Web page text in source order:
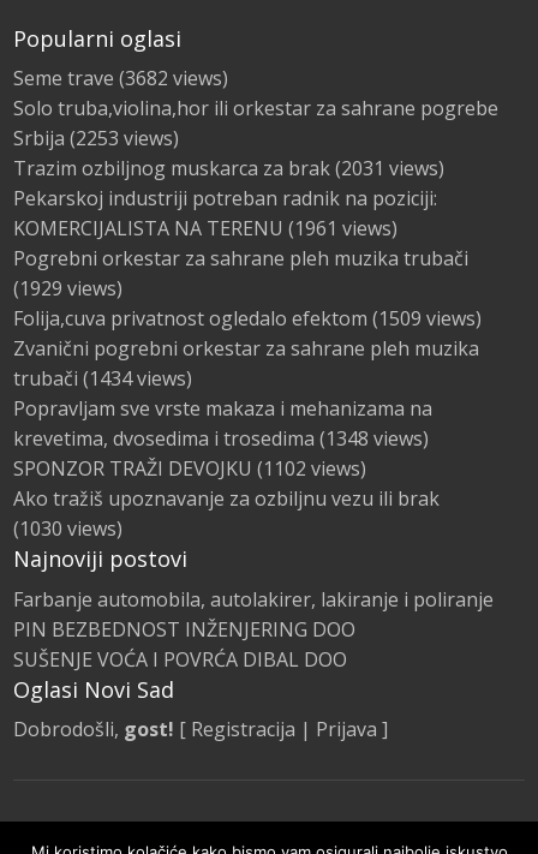
Popularni oglasi
Seme trave (3682 views)
Solo truba,violina,hor ili orkestar za sahrane pogrebe
Srbija (2253 views)
Trazim ozbiljnog muskarca za brak(2031 views)
Pekarskoj industriji potreban radnik na poziciji:
KOMERCIJALISTA NA TERENU (1961 views)
Pogrebni orkestar za sahrane pleh muzika trubači
(1929 views)
Folija,cuva privatnost ogledalo efektom (1509 views)
Zvanični pogrebni orkestar za sahrane pleh muzika
trubači (1434 views)
Popravljam sve vrste makaza i mehanizama na
krevetima, dvosedima i trosedima (1348 views)
SPONZOR TRAŽI DEVOJKU (1102 views)
Ako tražiš upoznavanje za ozbiljnu vezu ili brak
(1030 views)
Najnoviji postovi
Farbanje automobila, autolakirer, lakiranje i poliranje
PIN BEZBEDNOST INŽENJERING DOO
SUŠENJE VOĆA I POVRĆA DIBAL DOO
Oglasi Novi Sad
Dobrodošli, gost! [ Registracija | Prijava ]